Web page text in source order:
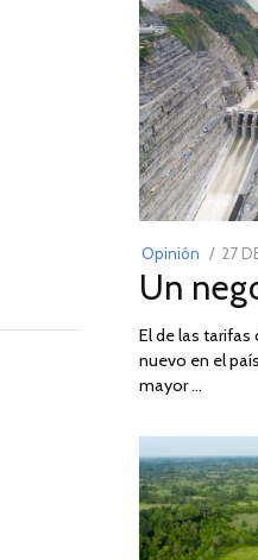
Opinión
ON
27
Un
El de las
nuevo en el
mayor …